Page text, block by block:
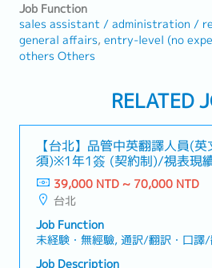
Job Function
sales assistant / administration /
general affairs entry-level (no
others Others
RELATED
【台北】品管中英翻譯人員(英
須)※1年1簽 (契約制)/視表現
迎新鮮人－知名日系專案工程
39,000 NTD ~ 70,000 NTD
台北
Job Function
未経験・無經驗, 通訳/翻訳・口譯
Job Description